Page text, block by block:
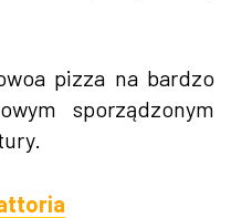
pizza na bardzo
sporządzonym